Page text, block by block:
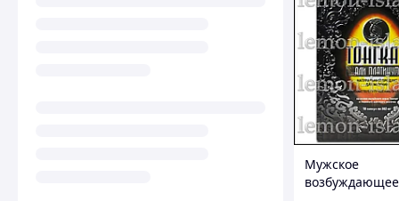
Мужское
возбуждающее